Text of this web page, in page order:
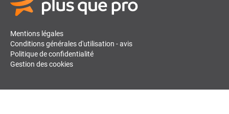
Mentions légales
Conditions générales d'utilisation - avis
Politique de confidentialité
Gestion des cookies